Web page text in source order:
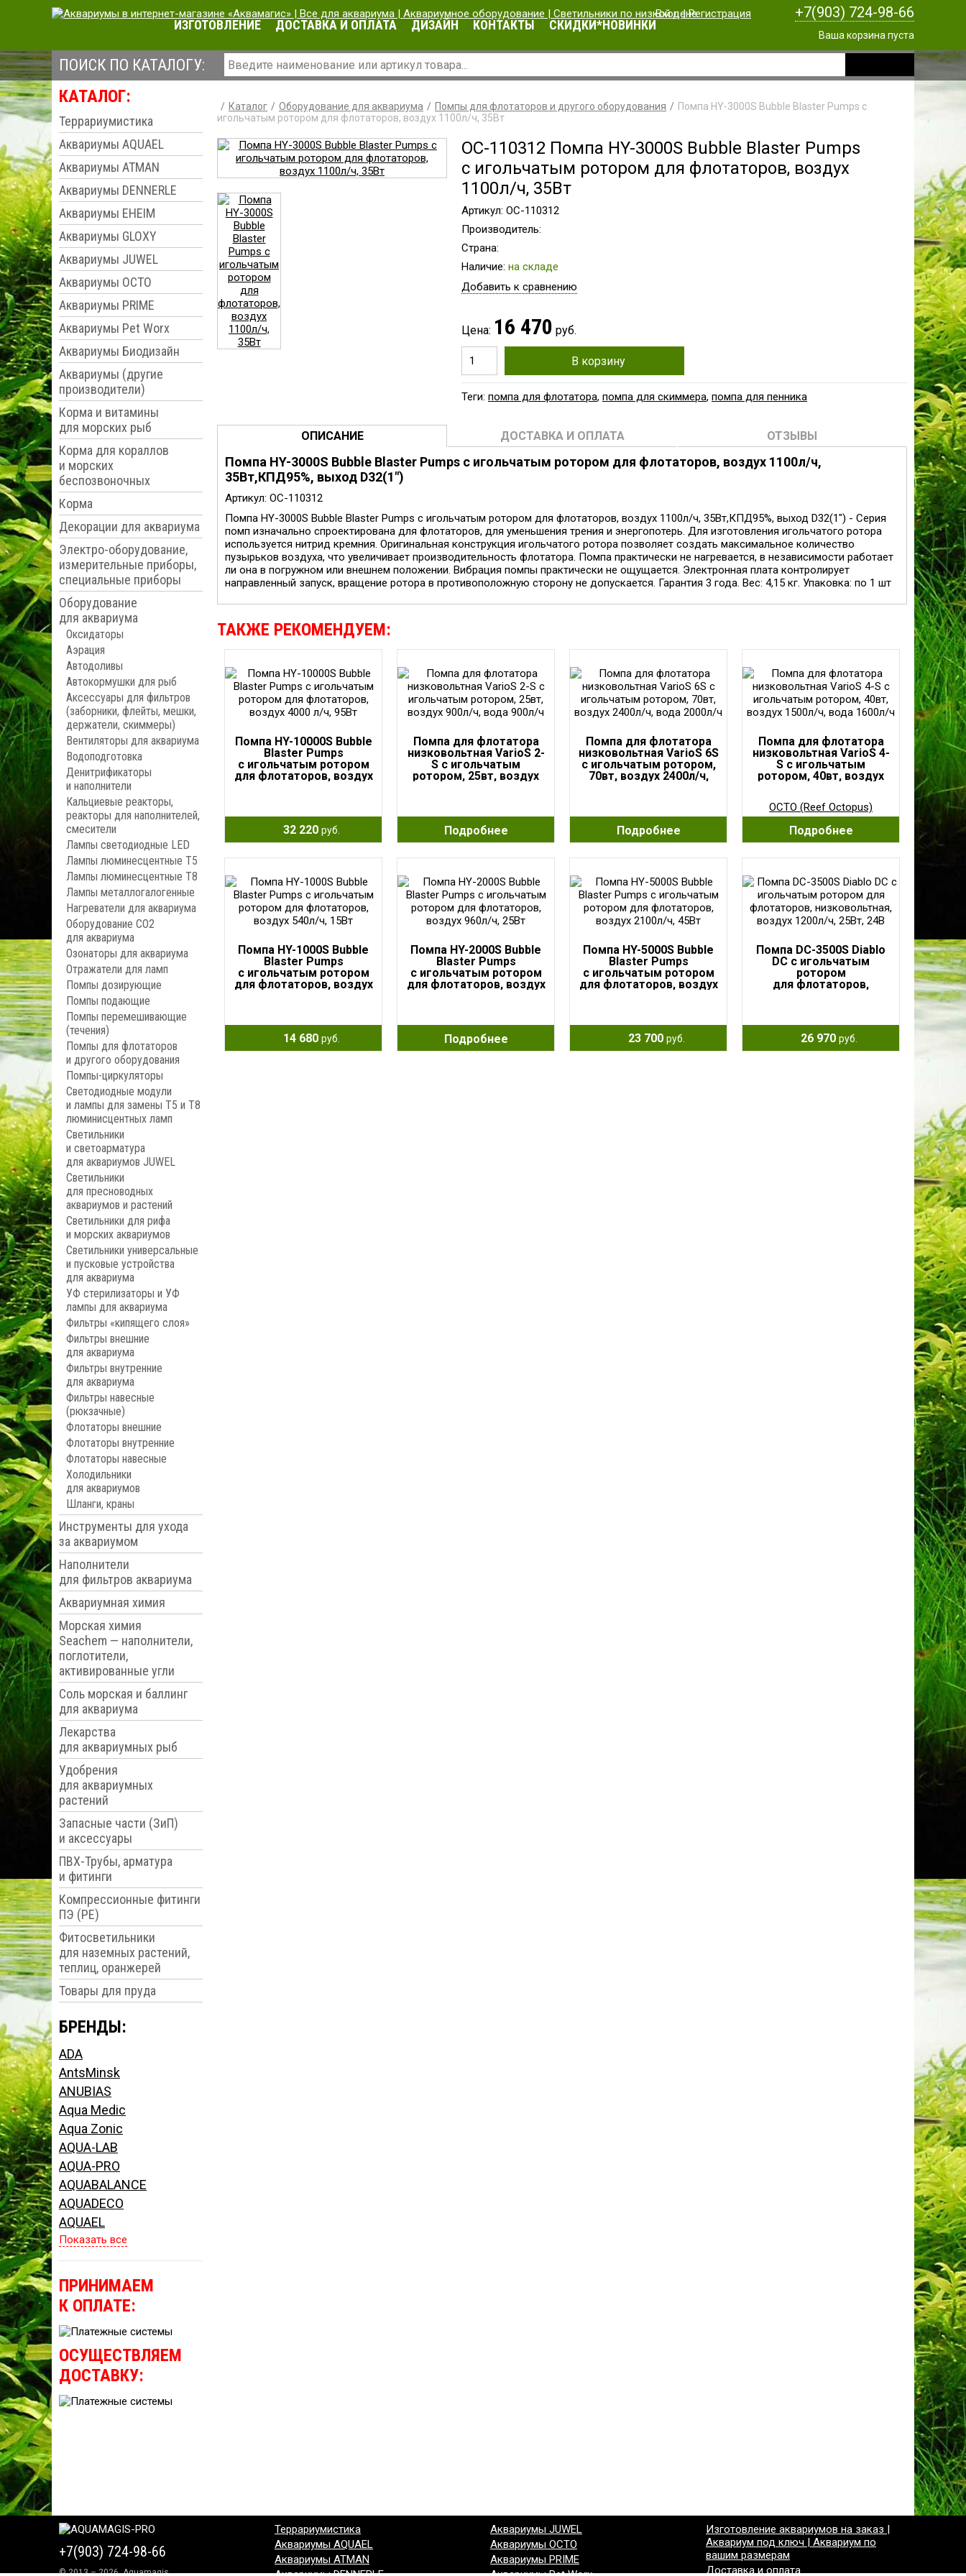
Вход|Регистрация +7(903) 724-98-66
Ваша корзина пуста
ИЗГОТОВЛЕНИЕ ДОСТАВКА И ОПЛАТА ДИЗАЙН КОНТАКТЫ СКИДКИ*НОВИНКИ
ПОИСК ПО КАТАЛОГУ:
КАТАЛОГ:
Террариумистика
Аквариумы AQUAEL
Аквариумы ATMAN
Аквариумы DENNERLE
Аквариумы EHEIM
Аквариумы GLOXY
Аквариумы JUWEL
Аквариумы OCTO
Аквариумы PRIME
Аквариумы Pet Worx
Аквариумы Биодизайн
Аквариумы (другие
производители)
Корма и витамины
для морских рыб
Корма для кораллов
и морских
беспозвоночных
Корма
Декорации для аквариума
Электро-оборудование,
измерительные приборы,
специальные приборы
Оборудование
для аквариума
Оксидаторы
Аэрация
Автодоливы
Автокормушки для рыб
Аксессуары для фильтров
(заборники, флейты, мешки,
держатели, скиммеры)
Вентиляторы для аквариума
Водоподготовка
Денитрификаторы
и наполнители
Кальциевые реакторы,
реакторы для наполнителей,
смесители
Лампы светодиодные LED
Лампы люминесцентные Т5
Лампы люминесцентные Т8
Лампы металлогалогенные
Нагреватели для аквариума
Оборудование CO2
для аквариума
Озонаторы для аквариума
Отражатели для ламп
Помпы дозирующие
Помпы подающие
Помпы перемешивающие
(течения)
Помпы для флотаторов
и другого оборудования
Помпы-циркуляторы
Светодиодные модули
и лампы для замены Т5 и Т8
люминисцентных ламп
Светильники
и светоарматура
для аквариумов JUWEL
Светильники
для пресноводных
аквариумов и растений
Светильники для рифа
и морских аквариумов
Светильники универсальные
и пусковые устройства
для аквариума
УФ стерилизаторы и УФ
лампы для аквариума
Фильтры «кипящего слоя»
Фильтры внешние
для аквариума
Фильтры внутренние
для аквариума
Фильтры навесные
(рюкзачные)
Флотаторы внешние
Флотаторы внутренние
Флотаторы навесные
Холодильники
для аквариумов
Шланги, краны
Инструменты для ухода
за аквариумом
Наполнители
для фильтров аквариума
Аквариумная химия
Морская химия
Seachem — наполнители,
поглотители,
активированные угли
Соль морская и баллинг
для аквариума
Лекарства
для аквариумных рыб
Удобрения
для аквариумных
растений
Запасные части (ЗиП)
и аксессуары
ПВХ-Трубы, арматура
и фитинги
Компрессионные фитинги
ПЭ (PE)
Фитосветильники
для наземных растений,
теплиц, оранжерей
Товары для пруда
БРЕНДЫ:
ADA
AntsMinsk
ANUBIAS
Aqua Medic
Aqua Zonic
AQUA-LAB
AQUA-PRO
AQUABALANCE
AQUADECO
AQUAEL
Показать все
ПРИНИМАЕМ
К ОПЛАТЕ:
ОСУЩЕСТВЛЯЕМ
ДОСТАВКУ:
Каталог Оборудование для аквариума Помпы для флотаторов и другого оборудования
Помпа HY-3000S Bubble Blaster Pumps с
игольчатым ротором для флотаторов, воздух 1100л/ч, 35Вт
OC-110312 Помпа HY-3000S Bubble Blaster Pumps
с игольчатым ротором для флотаторов, воздух
1100л/ч, 35Вт
Артикул: OC-110312
Производитель:
Страна:
Наличие: на складе
Добавить к сравнению
Цена: 16 470 руб.
В корзину
Теги: помпа для флотатора, помпа для скиммера, помпа для пенника
ОПИСАНИЕ ДОСТАВКА И ОПЛАТА ОТЗЫВЫ
Помпа HY-3000S Bubble Blaster Pumps с игольчатым ротором для флотаторов, воздух 1100л/ч,
35Вт,КПД95%, выход D32(1")
Артикул: OC-110312
Помпа HY-3000S Bubble Blaster Pumps с игольчатым ротором для флотаторов, воздух 1100л/ч, 35Вт,КПД95%, выход D32(1") - Серия
помп изначально спроектирована для флотаторов, для уменьшения трения и энергопотерь. Для изготовления игольчатого ротора
используется нитрид кремния. Оригинальная конструкция игольчатого ротора позволяет создать максимальное количество
пузырьков воздуха, что увеличивает производительность флотатора. Помпа практически не нагревается, в независимости работает
ли она в погружном или внешнем положении. Вибрация помпы практически не ощущается. Электронная плата контролирует
направленный запуск, вращение ротора в противоположную сторону не допускается. Гарантия 3 года. Вес: 4,15 кг. Упаковка: по 1 шт
ТАКЖЕ РЕКОМЕНДУЕМ:
Помпа HY-10000S Bubble
Blaster Pumps
с игольчатым ротором
для флотаторов, воздух
32 220 руб.
Помпа для флотатора
низковольтная VarioS 2-
S с игольчатым
ротором, 25вт, воздух
Подробнее
Помпа для флотатора
низковольтная VarioS 6S
с игольчатым ротором,
70вт, воздух 2400л/ч,
Подробнее
Помпа для флотатора
низковольтная VarioS 4-
S с игольчатым
ротором, 40вт, воздух
OCTO (Reef Octopus)
Подробнее
Помпа HY-1000S Bubble
Blaster Pumps
с игольчатым ротором
для флотаторов, воздух
14 680 руб.
Помпа HY-2000S Bubble
Blaster Pumps
с игольчатым ротором
для флотаторов, воздух
Подробнее
Помпа HY-5000S Bubble
Blaster Pumps
с игольчатым ротором
для флотаторов, воздух
23 700 руб.
Помпа DC-3500S Diablo
DC с игольчатым
ротором
для флотаторов,
26 970 руб.
+7(903) 724-98-66
© 2013 – 2026, Aquamagis
Террариумистика
Аквариумы AQUAEL
Аквариумы ATMAN
Аквариумы JUWEL
Аквариумы OCTO
Аквариумы PRIME
Изготовление аквариумов на заказ |
Аквариум под ключ | Аквариум по
вашим размерам
Доставка и оплата